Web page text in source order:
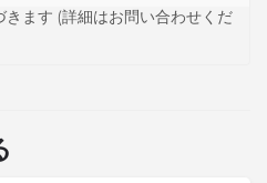
ます (詳細はお問い合わせくだ